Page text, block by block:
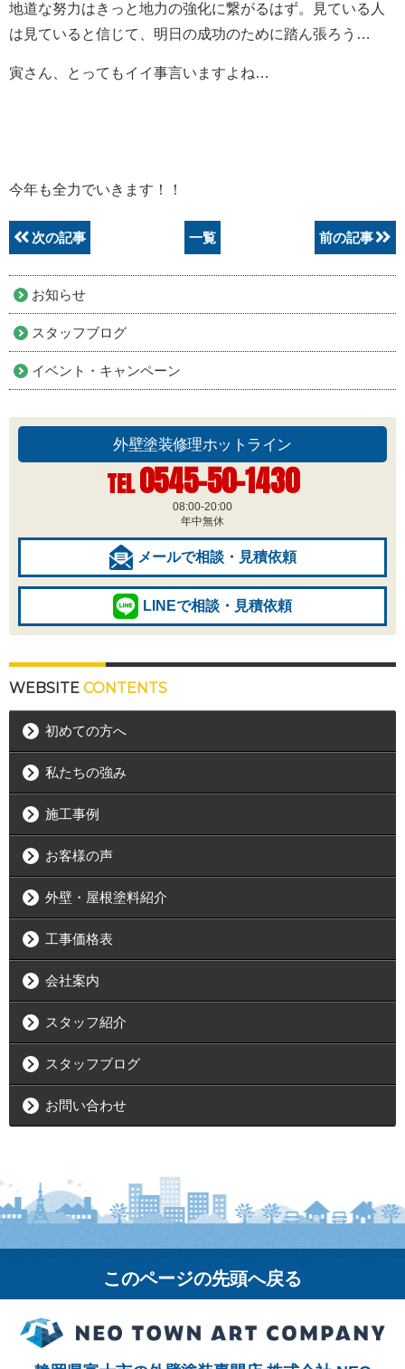
地道な努力はきっと地力の強化に繋がるはず。見ている人
は見ていると信じて、明日の成功のために踏ん張ろう…
寅さん、とってもイイ事言いますよね…
今年も全力でいきます！！
次の記事 一覧 前の記事
お知らせ
スタッフブログ
イベント・キャンペーン
外壁塗装修理ホットライン
TEL0545-50-1430
08:00-20:00
年中無休
メールで相談・見積依頼
LINEで相談・見積依頼
WEBSITE CONTENTS
初めての方へ
私たちの強み
施工事例
お客様の声
外壁・屋根塗料紹介
工事価格表
会社案内
スタッフ紹介
スタッフブログ
お問い合わせ
このページの先頭へ戻る